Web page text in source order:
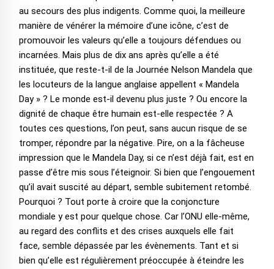
au secours des plus indigents. Comme quoi, la meilleure
manière de vénérer la mémoire d’une icône, c’est de
promouvoir les valeurs qu’elle a toujours défendues ou
incarnées. Mais plus de dix ans après qu’elle a été
instituée, que reste-t-il de la Journée Nelson Mandela que
les locuteurs de la langue anglaise appellent « Mandela
Day » ? Le monde est-il devenu plus juste ? Ou encore la
dignité de chaque être humain est-elle respectée ? A
toutes ces questions, l’on peut, sans aucun risque de se
tromper, répondre par la négative. Pire, on a la fâcheuse
impression que le Mandela Day, si ce n’est déjà fait, est en
passe d’être mis sous l’éteignoir. Si bien que l’engouement
qu’il avait suscité au départ, semble subitement retombé.
Pourquoi ? Tout porte à croire que la conjoncture
mondiale y est pour quelque chose. Car l’ONU elle-même,
au regard des conflits et des crises auxquels elle fait
face, semble dépassée par les évènements. Tant et si
bien qu’elle est régulièrement préoccupée à éteindre les